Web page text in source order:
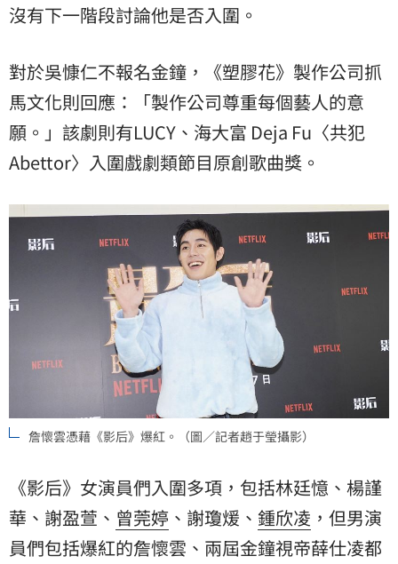
沒有下一階段討論他是否入圍。
對於吳慷仁不報名金鐘，《塑膠花》製作公司抓
馬文化則回應：「製作公司尊重每個藝人的意
願。」該劇則有LUCY、海大富 Deja Fu〈共犯
Abettor〉入圍戲劇類節目原創歌曲獎。
詹懷雲憑藉《影后》爆紅。（圖／記者趙于瑩攝影）
《影后》女演員們入圍多項，包括林廷憶、 楊謹
華 、謝盈萱、 曾莞婷 、謝瓊煖、 鍾欣凌 ，但男演
員們包括爆紅的詹懷雲、兩屆金鐘視帝薛仕凌都